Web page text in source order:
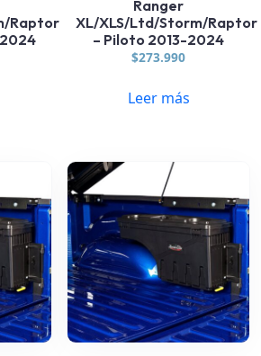
Raptor
Ranger
XL/XLS/Ltd/Storm/Raptor
– Piloto 2013-2024
$273.990
Leer más